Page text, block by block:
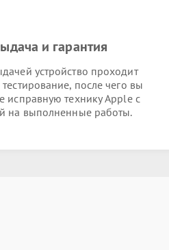
и гарантия
устройство проходит
тестирование, после чего вы
исправную технику Apple с
на выполненные работы.